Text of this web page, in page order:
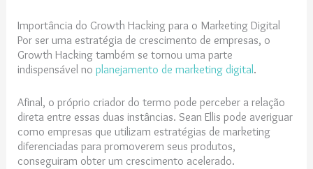
Importância do Growth Hacking para o Marketing Digital
Por ser uma estratégia de crescimento de empresas, o
Growth Hacking também se tornou uma parte
indispensável noplanejamento de marketing digital.
Afinal, o próprio criador do termo pode perceber a relação
direta entre essas duas instâncias. Sean Ellis pode averiguar
como empresas que utilizam estratégias de marketing
diferenciadas para promoverem seus produtos,
conseguiram obter um crescimento acelerado.